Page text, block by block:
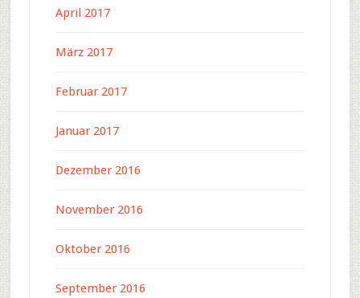
April 2017
März 2017
Februar 2017
Januar 2017
Dezember 2016
November 2016
Oktober 2016
September 2016